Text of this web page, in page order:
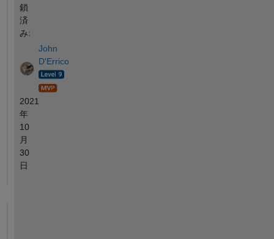
鎖
済
み:
John
D'Errico
2021
年
10
月
30
日